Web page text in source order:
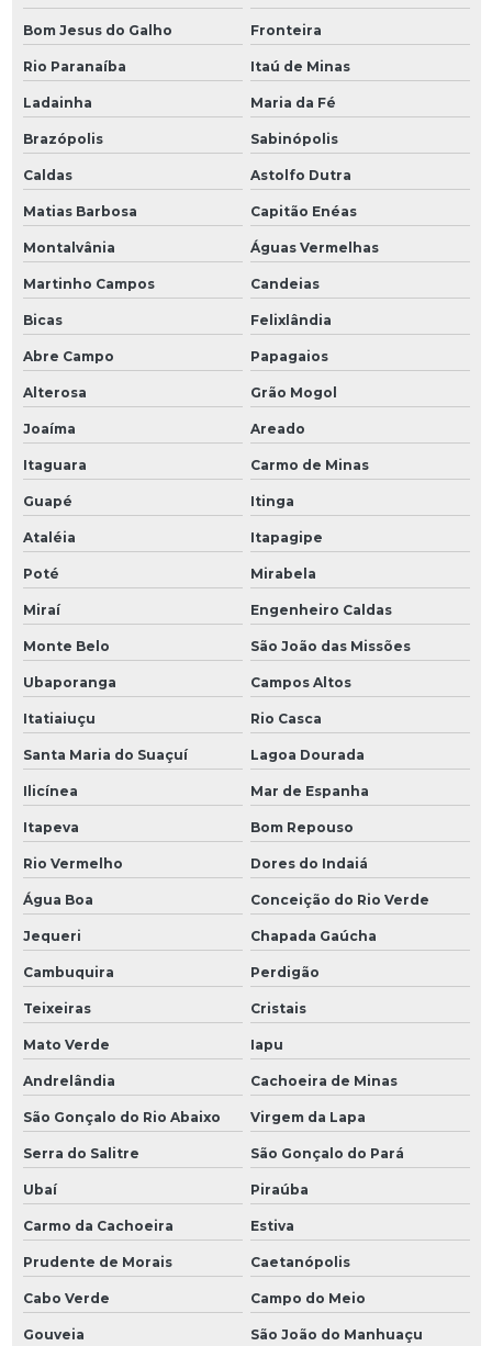
Bom Jesus do Galho Fronteira
Rio Paranaíba Itaú de Minas
Ladainha Maria da Fé
Brazópolis Sabinópolis
Caldas Astolfo Dutra
Matias Barbosa Capitão Enéas
Montalvânia Águas Vermelhas
Martinho Campos Candeias
Bicas Felixlândia
Abre Campo Papagaios
Alterosa Grão Mogol
Joaíma Areado
Itaguara Carmo de Minas
Guapé Itinga
Ataléia Itapagipe
Poté Mirabela
Miraí Engenheiro Caldas
Monte Belo São João das Missões
Ubaporanga Campos Altos
Itatiaiuçu Rio Casca
Santa Maria do Suaçuí Lagoa Dourada
Ilicínea Mar de Espanha
Itapeva Bom Repouso
Rio Vermelho Dores do Indaiá
Água Boa Conceição do Rio Verde
Jequeri Chapada Gaúcha
Cambuquira Perdigão
Teixeiras Cristais
Mato Verde Iapu
Andrelândia Cachoeira de Minas
São Gonçalo do Rio Abaixo Virgem da Lapa
Serra do Salitre São Gonçalo do Pará
Ubaí Piraúba
Carmo da Cachoeira Estiva
Prudente de Morais Caetanópolis
Cabo Verde Campo do Meio
Gouveia São João do Manhuaçu